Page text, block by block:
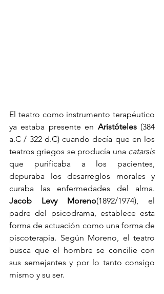
El teatro como instrumento terapéutico
ya estaba presente en Aristóteles (384
a.C / 322 d.C) cuando decía que en los
teatros griegos se producía una catarsis
que purificaba a los pacientes,
depuraba los desarreglos morales y
Jacob Levy Moreno(1892/1974), el
padre del psicodrama, establece esta
forma de actuación como una forma de
piscoterapia. Según Moreno, el teatro
busca que el hombre se concilie con
sus semejantes y por lo tanto consigo
mismo y su ser.